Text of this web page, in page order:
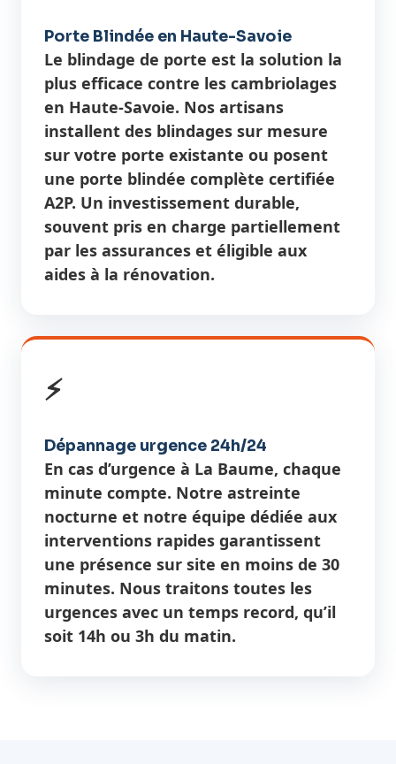
Porte Blindée en Haute-Savoie
Le blindage de porte est la solution la
plus efficace contre les cambriolages
en Haute-Savoie. Nos artisans
installent des blindages sur mesure
sur votre porte existante ou posent
une porte blindée complète certifiée
A2P. Un investissement durable,
souvent pris en charge partiellement
par les assurances et éligible aux
aides à la rénovation.
⚡
Dépannage urgence 24h/24
En cas d’urgence à La Baume, chaque
minute compte. Notre astreinte
nocturne et notre équipe dédiée aux
interventions rapides garantissent
une présence sur site en moins de 30
minutes. Nous traitons toutes les
urgences avec un temps record, qu’il
soit 14h ou 3h du matin.